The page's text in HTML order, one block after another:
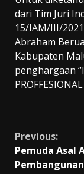
dari Tim Juri
15/IAM/III/
Abraham
Kabupaten
penghargaan
Continue
Reading
Previous:
Pemuda Asal